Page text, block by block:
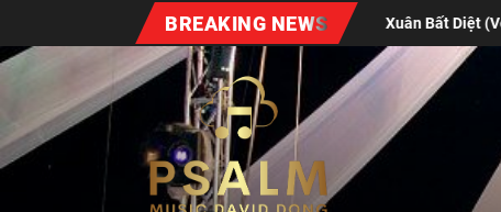
the
BREAKING NEWS
Biết Ơn Chúa | Gratitude Xuân Bất Diệt (Vol #7)
NÓI
VỀ